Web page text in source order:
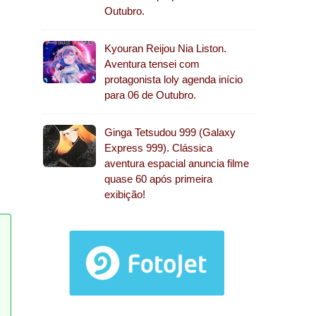
Outubro.
Kyouran Reijou Nia Liston.
Aventura tensei com
protagonista loly agenda início
para 06 de Outubro.
Ginga Tetsudou 999 (Galaxy
Express 999). Clássica
aventura espacial anuncia filme
quase 60 após primeira
exibição!